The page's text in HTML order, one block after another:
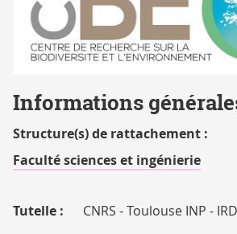
RECHERCHE
Informations
Structure(s) de rattachement :
Faculté sciences et ingénierie
Tutelle : CNRS - Toulouse INP -